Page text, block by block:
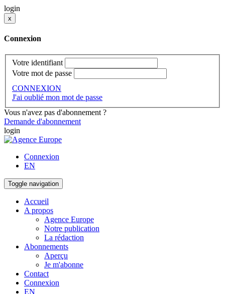
login
x
Connexion
Votre identifiant
Votre mot de passe
CONNEXION
J'ai oublié mon mot de passe
Vous n'avez pas d'abonnement ?
Demande d'abonnement
login
Connexion
EN
Toggle navigation
Accueil
A propos
Agence Europe
Notre publication
La rédaction
Abonnements
Aperçu
Je m'abonne
Contact
Connexion
EN